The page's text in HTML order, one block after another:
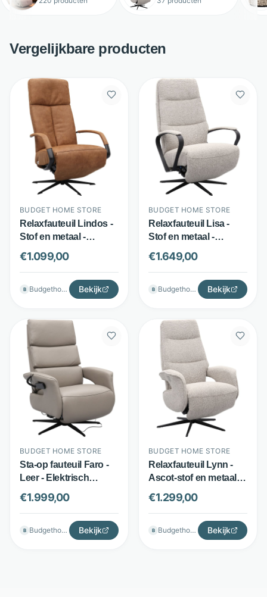
Vergelijkbare producten
BUDGET HOME STORE
Relaxfauteuil Lindos -
Stof en metaal -
Draaibaar en
verstelbaar - Bruin -
Budget Home Store
€1.099,00
B Budgethomestore Bekijk
BUDGET HOME STORE
Relaxfauteuil Lisa -
Stof en metaal -
Elektrisch verstelbaar
met opsta-functie -
Beige - Budget Home
Store
€1.649,00
B Budgethomestore Bekijk
BUDGET HOME STORE
Sta-op fauteuil Faro -
Leer - Elektrisch
verstelbaar met opsta-
functie - Grijs - Budget
Home Store
€1.999,00
B Budgethomestore Bekijk
BUDGET HOME STORE
Relaxfauteuil Lynn -
Ascot-stof en metaal -
Elektrisch verstelbaar -
Beige - Budget Home
Store
€1.299,00
B Budgethomestore Bekijk